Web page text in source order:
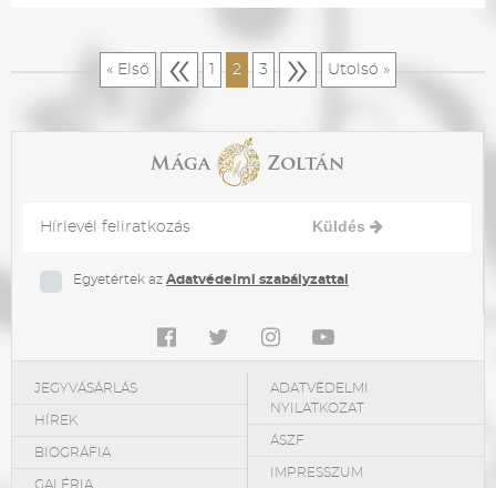
« Első « 2 3 » Utolsó »
Küldés
Egyetértek az Adatvédelmi szabályzattal
JEGYVÁSÁRLÁS
HÍREK
BIOGRÁFIA
GALÉRIA
ADATVÉDELMI
NYILATKOZAT
ÁSZF
IMPRESSZUM